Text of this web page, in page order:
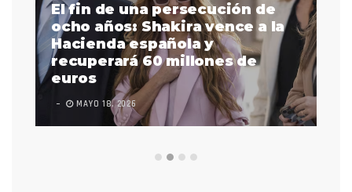
El fin de una persecución de
ocho años: Shakira vence a la
Hacienda española y
recuperará 60 millones de
euros
MAYO 18, 2026